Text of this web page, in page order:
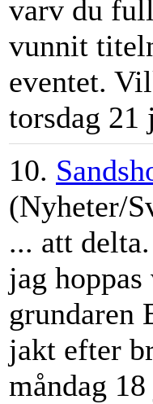
varv du
vunnit
eventet.
torsdag 21
10.
(Nyheter/
... att
jag
grundaren
jakt efter
måndag